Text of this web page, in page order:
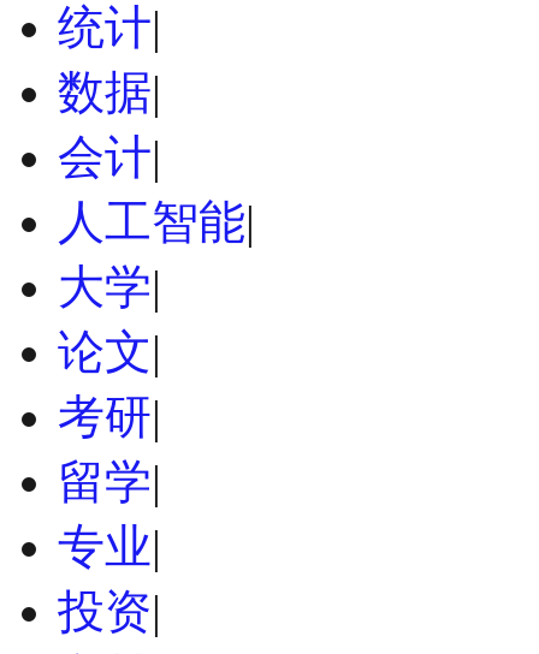
统计|
数据|
会计|
人工智能|
大学|
论文|
考研|
留学|
专业|
投资|